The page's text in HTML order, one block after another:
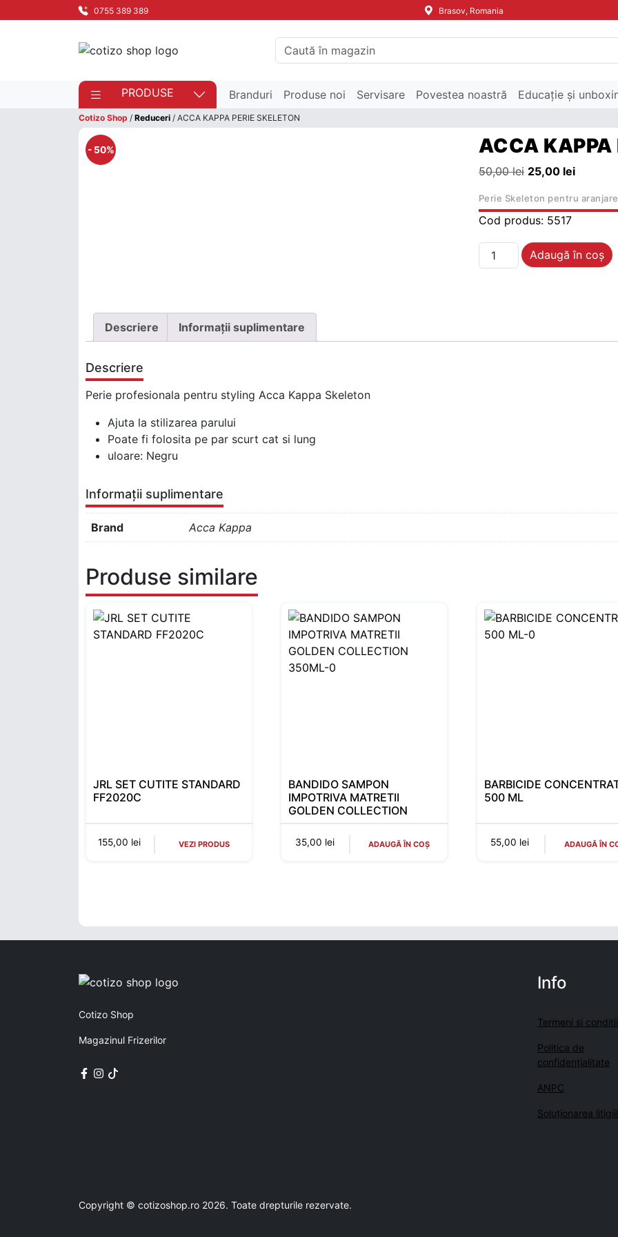
0755 389 389 Brasov, Romania
PRODUSE Branduri Produse noi Servisare Povestea noastră Educație și
Cotizo Shop / Reduceri / ACCA KAPPA PERIE SKELETON
- 50% ACCA KAPPA
50,00lei Prețul inițial a
25,00 leiPrețul
Perie Skeleton pentru
Cod produs: 5517
Cantitate ACCA KAPPA
Adaugă în coș
Descriere Informații suplimentare
Descriere
Perie profesionala pentru styling Acca Kappa Skeleton
Ajuta la stilizarea parului
Poate fi folosita pe par scurt cat si lung
uloare: Negru
Informații suplimentare
Brand Acca Kappa
Produse similare
JRL SET CUTITE STANDARD
FF2020C
155,00 lei VEZI PRODUS
BANDIDO SAMPON
IMPOTRIVA MATRETII
GOLDEN COLLECTION
350ML
35,00 lei ADAUGĂ ÎN COȘ
BARBICIDE
500 ML
55,00 lei ADAUGĂ ÎN
Cotizo Shop
Magazinul Frizerilor
Info
Termeni si conditii
Politica de
confidenţialitate
ANPC
Soluționarea
Copyright © cotizoshop.ro 2026. Toate drepturile rezervate.